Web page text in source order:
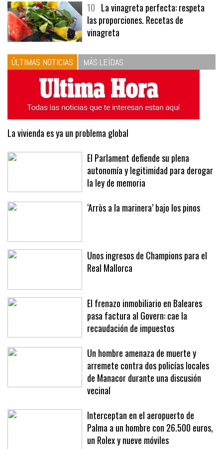
10 La vinagreta perfecta: respeta
las proporciones. Recetas de
vinagreta
ÚLTIMAS NOTICIAS MÁS LEÍDAS
La vivienda es ya un problema global
El Parlament defiende su plena
autonomía y legitimidad para derogar
la ley de memoria
‘Arròs a la marinera’ bajo los pinos
Unos ingresos de Champions para el
Real Mallorca
El frenazo inmobiliario en Baleares
pasa factura al Govern: cae la
recaudación de impuestos
Un hombre amenaza de muerte y
arremete contra dos policías locales
de Manacor durante una discusión
vecinal
Interceptan en el aeropuerto de
Palma a un hombre con 26.500 euros,
un Rolex y nueve móviles